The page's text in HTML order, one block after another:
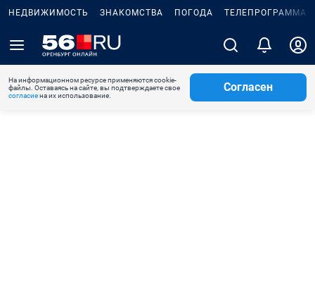
НЕДВИЖИМОСТЬ ЗНАКОМСТВА ПОГОДА ТЕЛЕПРОГРАММА
На информационном ресурсе применяются cookie-
файлы. Оставаясь на сайте, вы подтверждаете свое
согласиена их использование.
Согласен